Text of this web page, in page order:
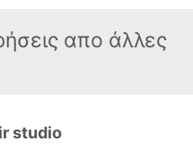
απο άλλες
studio